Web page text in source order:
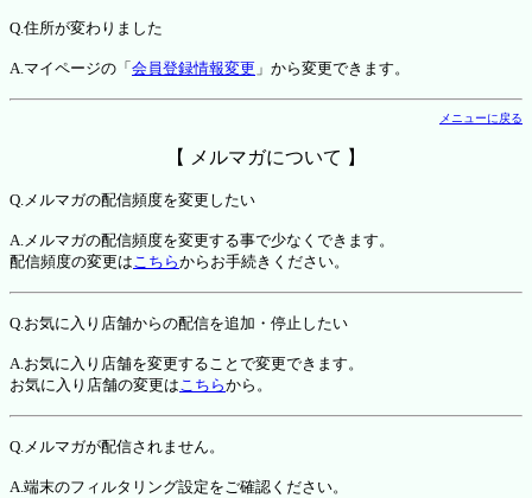
Q.住所が変わりました
A.マイページの「 会員登録情報変更 」から変更できます。
メニューに戻る
【 メルマガについて 】
Q.メルマガの配信頻度を変更したい
A.メルマガの配信頻度を変更する事で少なくできます。
配信頻度の変更はこちらからお手続きください。
Q.お気に入り店舗からの配信を追加・停止したい
A.お気に入り店舗を変更することで変更できます。
お気に入り店舗の変更はこちらから。
Q.メルマガが配信されません。
A.端末のフィルタリング設定をご確認ください。